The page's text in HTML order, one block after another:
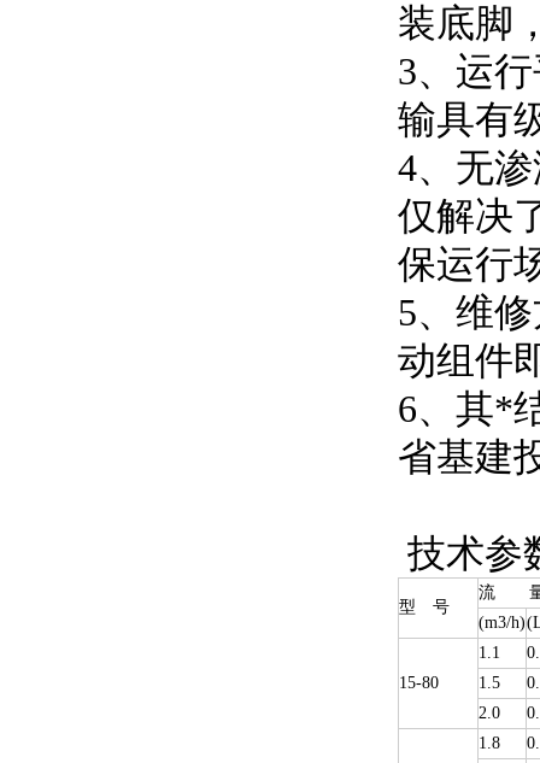
装底脚
3、运
输具有级
4
仅解决
保运行
5、
动组件
6、其
省基建投
技术参
型 号
流
(m3/h)
15-80
1.1
1.5
2.0
1.8